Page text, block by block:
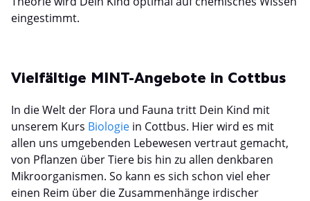
eingestimmt.
Vielfältige MINT-Angebote in Cottbus
In die Welt der Flora und Fauna tritt Dein Kind mit
unserem Kurs Biologie in Cottbus. Hier wird es mit
allen uns umgebenden Lebewesen vertraut gemacht,
von Pflanzen über Tiere bis hin zu allen denkbaren
Mikroorganismen. So kann es sich schon viel eher
einen Reim über die Zusammenhänge irdischer